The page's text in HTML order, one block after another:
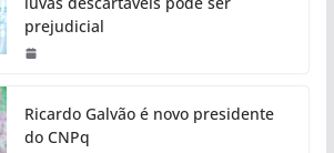
prejudicial
Ricardo Galvão é novo presidente
do CNPq